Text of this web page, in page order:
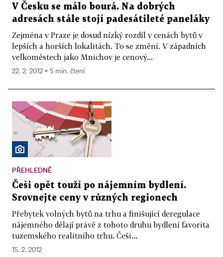
V Česku se málo bourá. Na dobrých
adresách stále stojí padesátileté paneláky
Zejména v Praze je dosud nízký rozdíl v cenách bytů v
lepších a horších lokalitách. To se změní. V západních
velkoměstech jako Mnichov je cenový...
22. 2. 2012 ▪ 5 min. čtení
PŘEHLEDNĚ
Češi opět touží po nájemním bydlení.
Srovnejte ceny v různých regionech
Přebytek volných bytů na trhu a finišující deregulace
nájemného dělají právě z tohoto druhu bydlení favorita
tuzemského realitního trhu. Češi...
15. 2. 2012